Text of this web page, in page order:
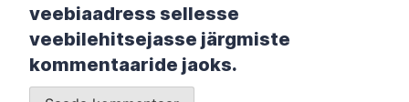
veebiaadress sellesse
veebilehitsejasse järgmiste
kommentaaride jaoks.